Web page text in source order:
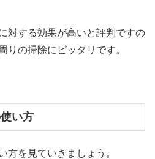
対する効果が高いと評判ですの
りの掃除にピッタリです。
い方
方を見ていきましょう。